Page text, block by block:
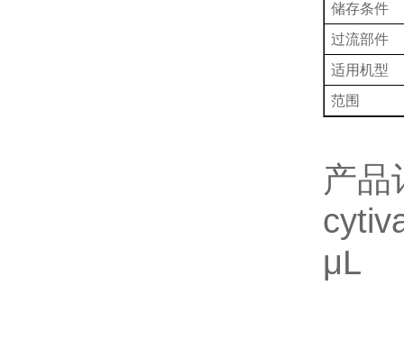
储存条件
过流部件
适用机型
范围
产品
μL